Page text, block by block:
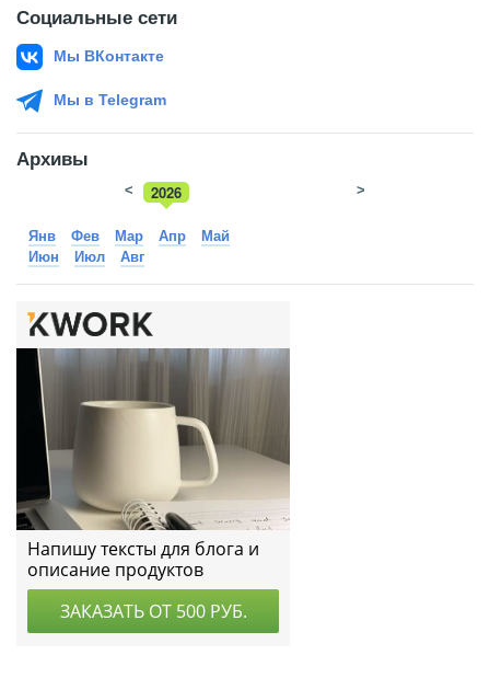
Социальные сети
Мы ВКонтакте
Мы в Telegram
Архивы
2026
2025
< >
Янв Фев Мар Апр
Май
Июн
Июл Авг